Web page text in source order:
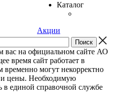
Каталог
Акции
вас на официальном сайте АО
время сайт работает в
временно могут некорректно
и цены. Необходимую
единой справочной службе